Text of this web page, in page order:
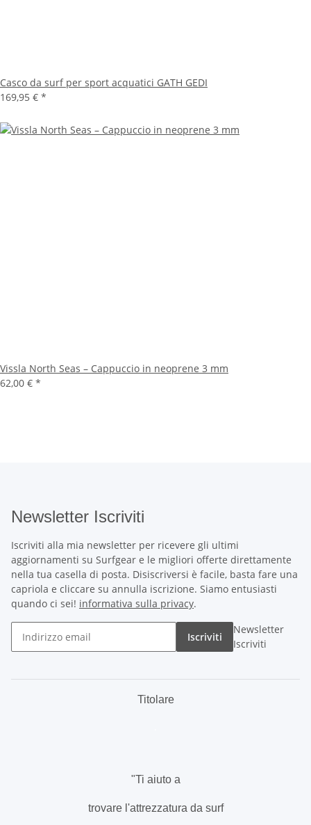
Casco da surf per sport acquatici GATH GEDI
169,95 € *
Vissla North Seas – Cappuccio in neoprene 3 mm
62,00 € *
Newsletter Iscriviti
Iscriviti alla mia newsletter per ricevere gli ultimi
aggiornamenti su Surfgear e le migliori offerte direttamente
nella tua casella di posta. Disiscriversi è facile, basta fare una
capriola e cliccare su annulla iscrizione. Siamo entusiasti
quando ci sei! informativa sulla privacy.
Iscriviti
Newsletter
Iscriviti
Titolare
"Ti aiuto a
trovare l'attrezzatura da surf